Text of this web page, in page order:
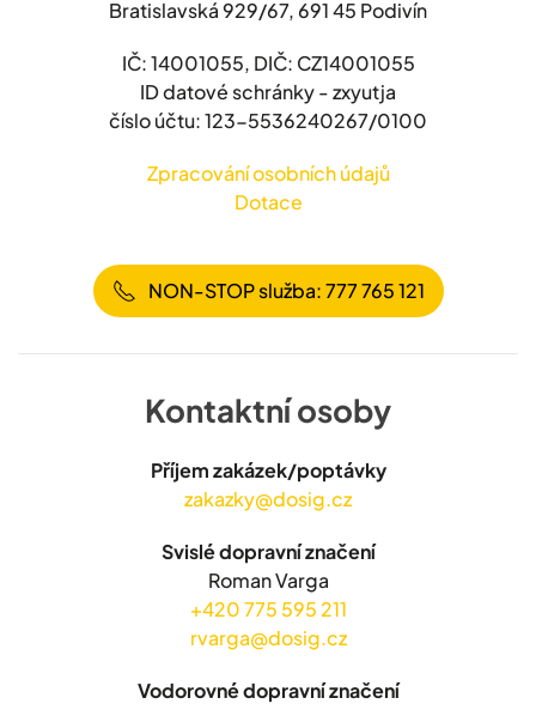
Bratislavská 929/67, 691 45 Podivín
IČ: 14001055, DIČ: CZ14001055
ID datové schránky - zxyutja
číslo účtu: 123-5536240267/0100
Zpracování osobních údajů
Dotace
NON-STOP služba: 777 765 121
Kontaktní osoby
Příjem zakázek/poptávky
zakazky@dosig.cz
Svislé dopravní značení
Roman Varga
+420 775 595 211
rvarga@dosig.cz
Vodorovné dopravní značení